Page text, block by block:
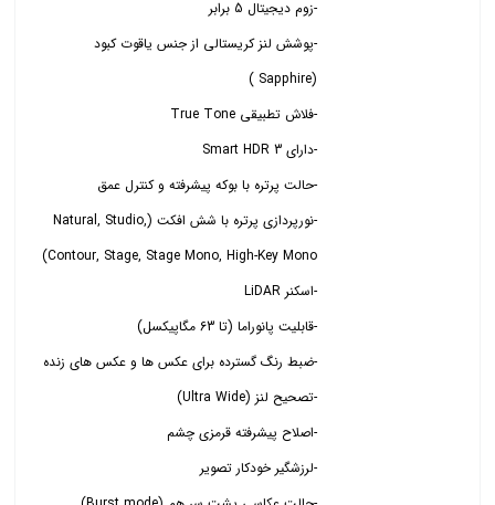
-زوم دیجیتال 5 برابر
-پوشش لنز کریستالی از جنس یاقوت کبود
(Sapphire )
-نورپردازی پرتره با شش افکت (Natural, Studio,
Contour, Stage, Stage Mono, High‑Key Mono)
-اسکنر LiDAR
-قابلیت پانوراما (تا 63 مگاپیکسل)
-تصحیح لنز (Ultra Wide)
-اصلاح پیشرفته قرمزی چشم
-لرزشگیر خودکار تصویر